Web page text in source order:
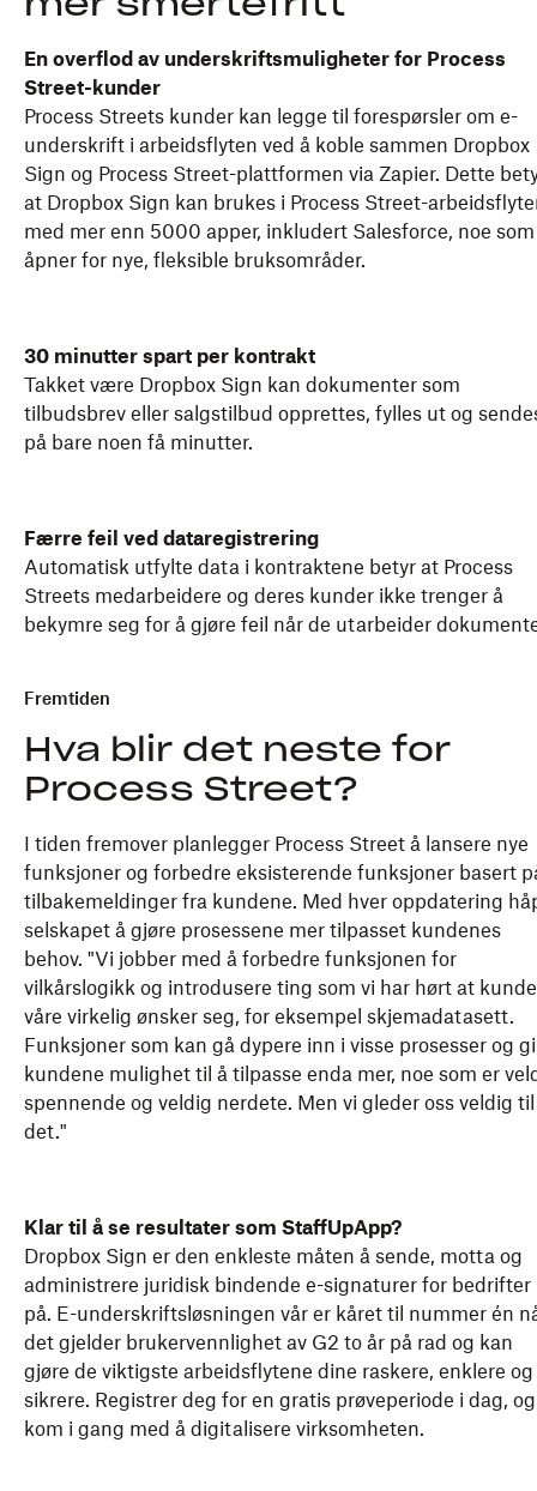
En overflod av underskriftsmuligheter for Process
Street-kunder
Process Streets kunder kan legge til forespørsler om e-
underskrift i arbeidsflyten ved å koble sammen Dropbox
Sign og Process Street-plattformen via Zapier. Dette
at Dropbox Sign kan brukes i Process Street-
med mer enn 5000 apper, inkludert Salesforce, noe som
åpner for nye, fleksible bruksområder.
30 minutter spart per kontrakt
Takket være Dropbox Sign kan dokumenter som
tilbudsbrev eller salgstilbud opprettes, fylles ut og
på bare noen få minutter.
Færre feil ved dataregistrering
Automatisk utfylte data i kontraktene betyr at Process
Streets medarbeidere og deres kunder ikke trenger å
bekymre seg for å gjøre feil når de utarbeider
Fremtiden
Hva blir det neste for
Process Street?
I tiden fremover planlegger Process Street å lansere nye
funksjoner og forbedre eksisterende funksjoner basert
tilbakemeldinger fra kundene. Med hver oppdatering
selskapet å gjøre prosessene mer tilpasset kundenes
behov. "Vi jobber med å forbedre funksjonen for
vilkårslogikk og introdusere ting som vi har hørt at
våre virkelig ønsker seg, for eksempel skjemadatasett.
Funksjoner som kan gå dypere inn i visse prosesser og gi
kundene mulighet til å tilpasse enda mer, noe som er
spennende og veldig nerdete. Men vi gleder oss veldig til
det."
Klar til å se resultater som StaffUpApp?
Dropbox Sign er den enkleste måten å sende, motta og
administrere juridisk bindende e-signaturer for bedrifter
på. E-underskriftsløsningen vår er kåret til nummer én
det gjelder brukervennlighet av G2 to år på rad og kan
gjøre de viktigste arbeidsflytene dine raskere, enklere og
sikrere. Registrer deg for en gratis prøveperiode i dag, og
kom i gang med å digitalisere virksomheten.